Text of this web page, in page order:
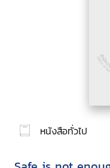
หนังสือทั่วไป